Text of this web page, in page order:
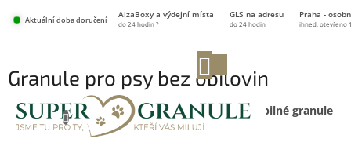
Aktuální doba doručení
AlzaBoxy a výdejní místa GLS na adresu Praha -
do 24 hodin ? do 24 hodin ihned, otevřeno
KOŠÍK
Granule pro psy bez obilovin
Má váš pejsek citlivé zažívání nebo hledáte bezobilné granule
pro psy?